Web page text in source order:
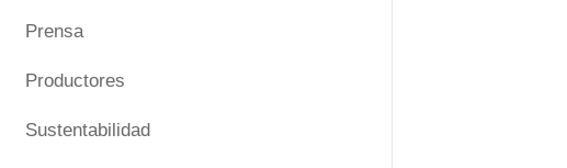
Prensa
Productores
Sustentabilidad